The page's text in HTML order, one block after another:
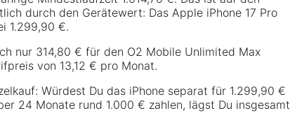
durch den Gerätewert: Das Apple iPhone 17 Pro
1.299,90 €.
nur 314,80 € für den O2 Mobile Unlimited Max
von 13,12 € pro Monat.
Würdest Du das iPhone separat für 1.299,90 €
24 Monate rund 1.000 € zahlen, lägst Du insgesamt